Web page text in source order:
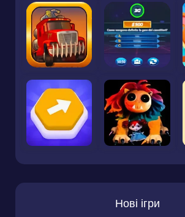
Нові ігри